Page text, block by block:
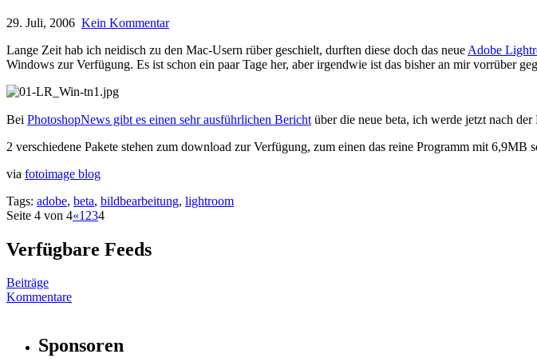
29. Juli, 2006 Kein Kommentar
Lange Zeit hab ich neidisch zu den Mac-Usern rüber geschielt, durften diese doch das neue Adobe
Windows zur Verfügung. Es ist schon ein paar Tage her, aber irgendwie ist das bisher an mir vorrüber
Bei PhotoshopNews gibt es einen sehr ausführlichen Bericht über die neue beta, ich werde jetzt nach
2 verschiedene Pakete stehen zum download zur Verfügung, zum einen das reine Programm mit
via fotoimage blog
Tags: adobe, beta, bildbearbeitung, lightroom
Seite 4 von 4«1 234
Verfügbare Feeds
Beiträge
Kommentare
Sponsoren